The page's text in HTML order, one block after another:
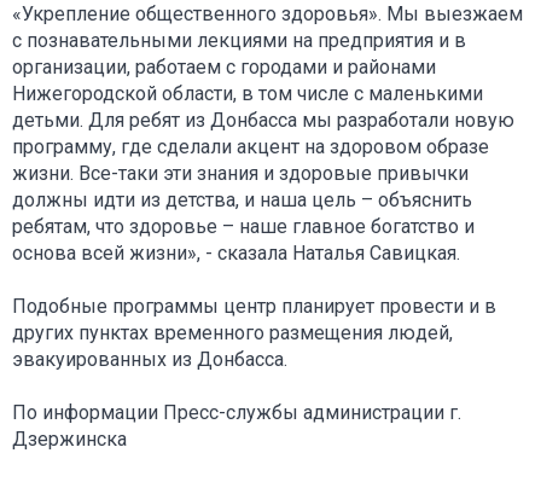
«Укрепление общественного здоровья». Мы выезжаем
с познавательными лекциями на предприятия и в
организации, работаем с городами и районами
Нижегородской области, в том числе с маленькими
детьми. Для ребят из Донбасса мы разработали новую
программу, где сделали акцент на здоровом образе
жизни. Все-таки эти знания и здоровые привычки
должны идти из детства, и наша цель – объяснить
ребятам, что здоровье – наше главное богатство и
основа всей жизни», - сказала Наталья Савицкая.
Подобные программы центр планирует провести и в
других пунктах временного размещения людей,
эвакуированных из Донбасса.
По информации Пресс-службы администрации г.
Дзержинска